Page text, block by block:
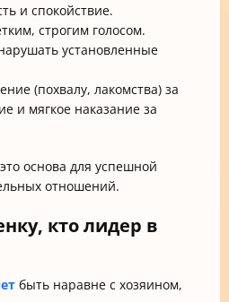
и спокойствие.
строгим голосом.
установленные
(похвалу, лакомства) за
и мягкое наказание за
основа для успешной
отношений.
кто лидер в
быть наравне с хозяином,